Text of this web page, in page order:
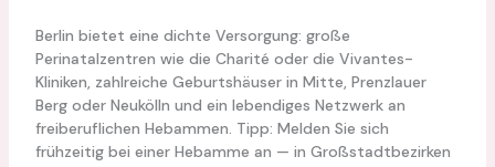
Berlin bietet eine dichte Versorgung: große
Perinatalzentren wie die Charité oder die Vivantes-
Kliniken, zahlreiche Geburtshäuser in Mitte, Prenzlauer
Berg oder Neukölln und ein lebendiges Netzwerk an
freiberuflichen Hebammen. Tipp: Melden Sie sich
frühzeitig bei einer Hebamme an — in Großstadtbezirken